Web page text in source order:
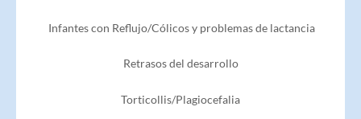
Infantes con Reflujo/Cólicos y problemas de lactancia
Retrasos del desarrollo
Torticollis/Plagiocefalia